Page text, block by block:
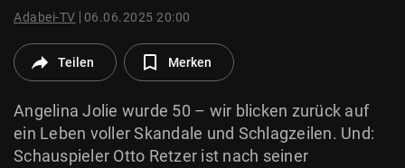
© Krone Multimedia GmbH & Co KG 2026
Adabei-TV 06.06.2025 20:00
Teilen Merken
Angelina Jolie wurde 50 – wir blicken zurück auf
ein Leben voller Skandale und Schlagzeilen. Und:
Schauspieler Otto Retzer ist nach seiner